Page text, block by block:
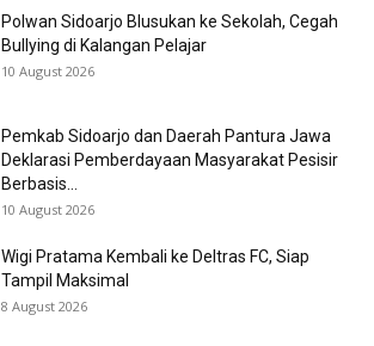
Polwan Sidoarjo Blusukan ke Sekolah, Cegah
Bullying di Kalangan Pelajar
10 August 2026
Pemkab Sidoarjo dan Daerah Pantura Jawa
Deklarasi Pemberdayaan Masyarakat Pesisir
Berbasis...
10 August 2026
Wigi Pratama Kembali ke Deltras FC, Siap
Tampil Maksimal
8 August 2026